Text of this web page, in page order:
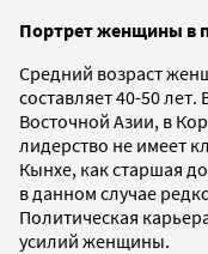
Портрет женщины в
Средний возраст
составляет 40-50
Восточной Азии, в
лидерство не имеет
Кынхе, как старшая
в данном случае
Политическая
усилий женщины.